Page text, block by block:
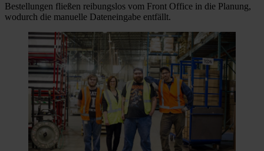
Bestellungen fließen reibungslos vom Front Office in die Planung,
wodurch die manuelle Dateneingabe entfällt.